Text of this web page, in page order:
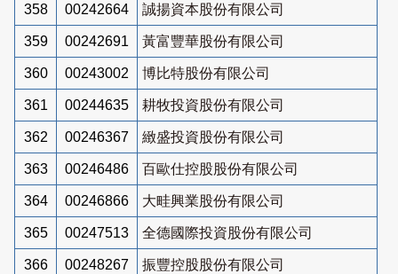
358 00242664 誠揚資本股份有限公司
359 00242691 黃富豐華股份有限公司
360 00243002 博比特股份有限公司
361 00244635 耕牧投資股份有限公司
362 00246367 緻盛投資股份有限公司
363 00246486 百歐仕控股股份有限公司
364 00246866 大畦興業股份有限公司
365 00247513 全德國際投資股份有限公司
366 00248267 振豐控股股份有限公司